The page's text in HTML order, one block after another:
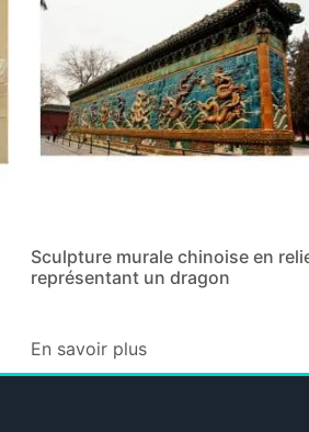
Sculpture murale chinoise en
représentant un dragon
En savoir plus